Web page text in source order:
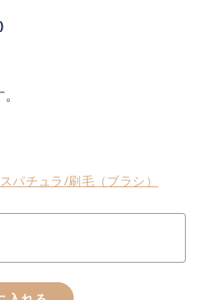
スパチュラ/刷毛（ブラシ）